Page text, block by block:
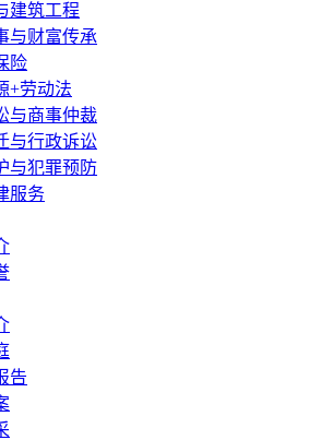
建筑工程
与财富传承
险
+劳动法
与商事仲裁
与行政诉讼
与犯罪预防
服务
告